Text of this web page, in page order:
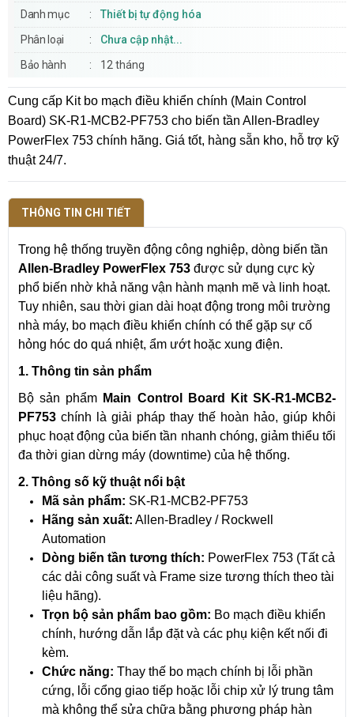
Danh mục
Thiết bị tự động hóa
Phân loại
Chưa cập nhật...
Bảo hành
12 tháng
Cung cấp Kit bo mạch điều khiển chính (Main Control
Board) SK-R1-MCB2-PF753 cho biến tần Allen-Bradley
PowerFlex 753 chính hãng. Giá tốt, hàng sẵn kho, hỗ trợ kỹ
thuật 24/7.
THÔNG TIN CHI TIẾT
Trong hệ thống truyền động công nghiệp, dòng biến tần
Allen-Bradley PowerFlex 753 được sử dụng cực kỳ
phổ biến nhờ khả năng vận hành mạnh mẽ và linh hoạt.
Tuy nhiên, sau thời gian dài hoạt động trong môi trường
nhà máy, bo mạch điều khiển chính có thể gặp sự cố
hỏng hóc do quá nhiệt, ẩm ướt hoặc xung điện.
1. Thông tin sản phẩm
Bộ sản phẩm Main Control Board Kit SK-R1-MCB2-
PF753 chính là giải pháp thay thế hoàn hảo, giúp khôi
phục hoạt động của biến tần nhanh chóng, giảm thiểu tối
đa thời gian dừng máy (downtime) của hệ thống.
2. Thông số kỹ thuật nổi bật
Mã sản phẩm: SK-R1-MCB2-PF753
Hãng sản xuất: Allen-Bradley / Rockwell
Automation
Dòng biến tần tương thích: PowerFlex 753 (Tất cả
các dải công suất và Frame size tương thích theo tài
liệu hãng).
Trọn bộ sản phẩm bao gồm: Bo mạch điều khiển
chính, hướng dẫn lắp đặt và các phụ kiện kết nối đi
kèm.
Chức năng: Thay thế bo mạch chính bị lỗi phần
cứng, lỗi cổng giao tiếp hoặc lỗi chip xử lý trung tâm
mà không thể sửa chữa bằng phương pháp hàn